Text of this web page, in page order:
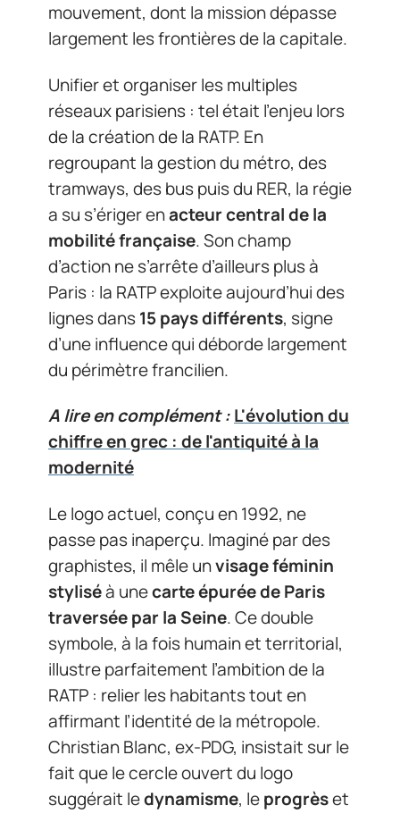
mouvement, dont la mission dépasse
largement les frontières de la capitale.
Unifier et organiser les multiples
réseaux parisiens : tel était l’enjeu lors
de la création de la RATP. En
regroupant la gestion du métro, des
tramways, des bus puis du RER, la régie
a su s’ériger enacteur central de la
mobilité française. Son champ
d’action ne s’arrête d’ailleurs plus à
Paris : la RATP exploite aujourd’hui des
lignes dans15 pays différents, signe
d’une influence qui déborde largement
du périmètre francilien.
A lire en complément :L'évolution du
chiffre en grec : de l'antiquité à la
modernité
Le logo actuel, conçu en 1992, ne
passe pas inaperçu. Imaginé par des
graphistes, il mêle unvisage féminin
styliséà unecarte épurée de Paris
traversée par la Seine. Ce double
symbole, à la fois humain et territorial,
illustre parfaitement l’ambition de la
RATP : relier les habitants tout en
affirmant l’identité de la métropole.
Christian Blanc, ex-PDG, insistait sur le
fait que le cercle ouvert du logo
suggérait ledynamisme, leprogrèset